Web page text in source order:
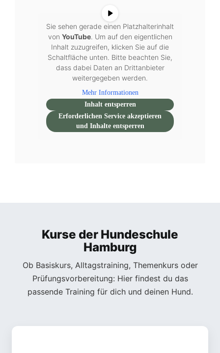
Sie sehen gerade einen Platzhalterinhalt
von YouTube. Um auf den eigentlichen
Inhalt zuzugreifen, klicken Sie auf die
Schaltfläche unten. Bitte beachten Sie,
dass dabei Daten an Drittanbieter
weitergegeben werden.
Mehr Informationen
Inhalt entsperren
Erforderlichen Service akzeptieren
und Inhalte entsperren
Kurse der Hundeschule
Hamburg
Ob Basiskurs, Alltagstraining, Themenkurs oder
Prüfungsvorbereitung: Hier findest du das
passende Training für dich und deinen Hund.